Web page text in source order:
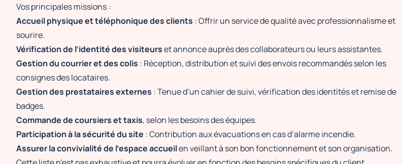
Vos principales missions :
Accueil physique et téléphonique des clients : Offrir un service de qualité avec professionnalisme et
sourire.
Vérification de l’identité des visiteurset annonce auprès des collaborateurs ou leurs assistantes.
Gestion du courrier et des colis : Réception, distribution et suivi des envois recommandés selon les
consignes des locataires.
Gestion des prestataires externes : Tenue d’un cahier de suivi, vérification des identités et remise de
badges.
Commande de coursiers et taxis, selon les besoins des équipes.
Participation à la sécurité du site : Contribution aux évacuations en cas d’alarme incendie.
Assurer la convivialité de l’espace accueilen veillant à son bon fonctionnement et son organisation.